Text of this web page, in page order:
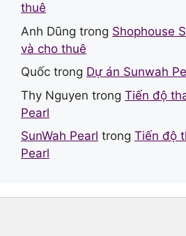
thuê
Anh Dũng trong Shophouse
và cho thuê
Quốc trong Dự án Sunwah
Thy Nguyen trong Tiến độ
Pearl
SunWah Pearl trong Tiến độ
Pearl